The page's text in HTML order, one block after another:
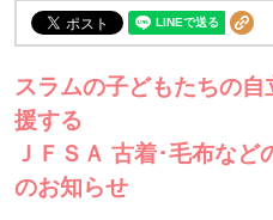
スラムの子どもたちの自
援する
ＪＦＳＡ 古着･毛布など
のお知らせ